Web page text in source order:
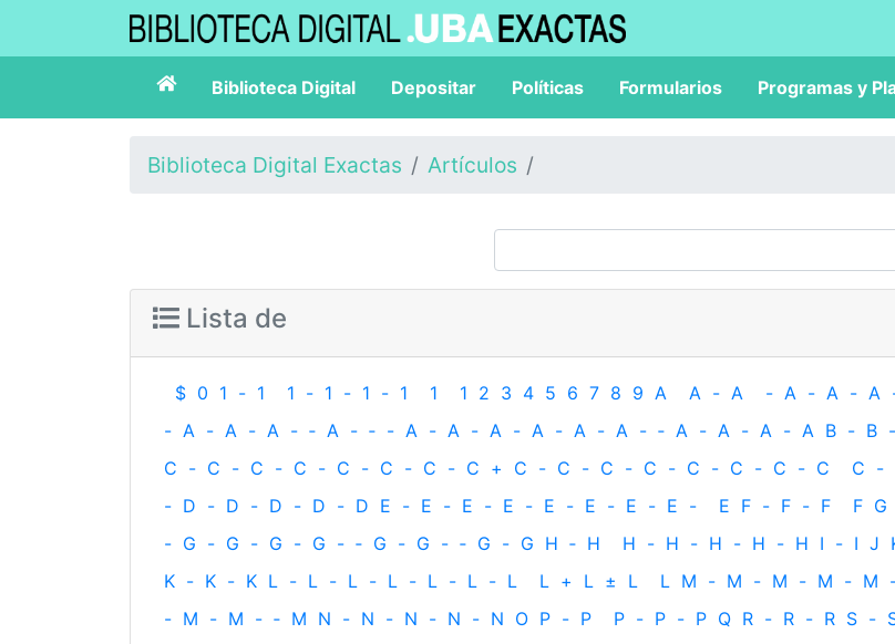
Biblioteca Digital Depositar Políticas Formularios Programas y
Biblioteca Digital Exactas Artículos
Lista de
$ 0 1 - 1 1 - 1 - 1 - 1 1 1 2 3 4 5 6 7 8 9 A A - A - A - A - A
- A - A - A - ‐ A - ‐ - A - A - A - A - A - A - ‐ A - A - A - A B - B -
C - C - C - C - C - C - C - C + C - C - C - C - C - C - C - C C -
- D - D - D - D - D E - E - E - E - E - E - E - E - E F - F - F F G
- G - G - G - G - ‐ G - G - ‐ G - G H ‐ H H - H - H - H - H I - I J
K - K - K L - L - L - L - L - L - L L + L ± L L M - M - M - M - M
- M - M - ‐ M N - N - N - N - N O P - P P - P - P Q R - R - R S -